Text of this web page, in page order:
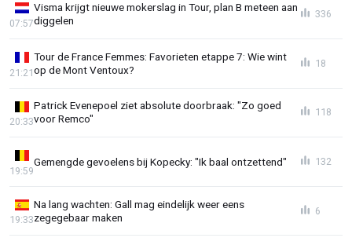
Visma krijgt nieuwe mokerslag in Tour, plan B meteen aan
diggelen
07:57
336
Tour de France Femmes: Favorieten etappe 7: Wie wint
op de Mont Ventoux?
21:21
18
Patrick Evenepoel ziet absolute doorbraak: "Zo goed
voor Remco"
20:33
118
Gemengde gevoelens bij Kopecky: "Ik baal ontzettend"
19:59
132
Na lang wachten: Gall mag eindelijk weer eens
zegegebaar maken
19:33
6